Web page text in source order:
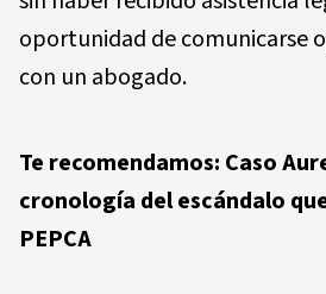
oportunidad de comunicarse
con un abogado.
Te recomendamos: Caso
cronología del escándalo
PEPCA